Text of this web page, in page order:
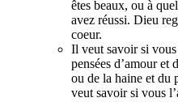
êtes beaux, ou à
avez réussi. Dieu
coeur.
Il veut savoir si
pensées d’amour et
ou de la haine et du
veut savoir si vous